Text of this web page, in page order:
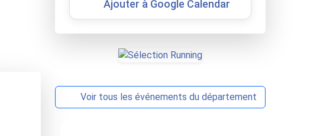
Ajouter à Google Calendar
Voir tous les événements du département